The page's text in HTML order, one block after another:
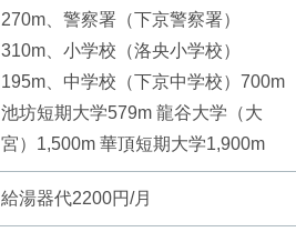
270m、警察署（下京警察署）
310m、小学校（洛央小学校）
195m、中学校（下京中学校）700m
池坊短期大学579m 龍谷大学（大
宮）1,500m 華頂短期大学1,900m
給湯器代2200円/月